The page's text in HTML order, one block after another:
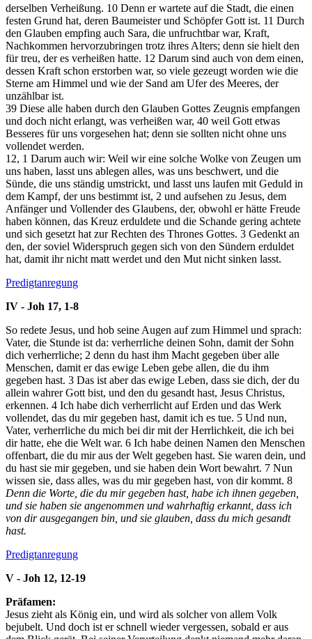
derselben Verheißung. 10 Denn er wartete auf die Stadt, die einen
festen Grund hat, deren Baumeister und Schöpfer Gott ist. 11 Durch
den Glauben empfing auch Sara, die unfruchtbar war, Kraft,
Nachkommen hervorzubringen trotz ihres Alters; denn sie hielt den
für treu, der es verheißen hatte. 12 Darum sind auch von dem einen,
dessen Kraft schon erstorben war, so viele gezeugt worden wie die
Sterne am Himmel und wie der Sand am Ufer des Meeres, der
unzählbar ist.
39 Diese alle haben durch den Glauben Gottes Zeugnis empfangen
und doch nicht erlangt, was verheißen war, 40 weil Gott etwas
Besseres für uns vorgesehen hat; denn sie sollten nicht ohne uns
vollendet werden.
12, 1 Darum auch wir: Weil wir eine solche Wolke von Zeugen um
uns haben, lasst uns ablegen alles, was uns beschwert, und die
Sünde, die uns ständig umstrickt, und lasst uns laufen mit Geduld in
dem Kampf, der uns bestimmt ist, 2 und aufsehen zu Jesus, dem
Anfänger und Vollender des Glaubens, der, obwohl er hätte Freude
haben können, das Kreuz erduldete und die Schande gering achtete
und sich gesetzt hat zur Rechten des Thrones Gottes. 3 Gedenkt an
den, der soviel Widerspruch gegen sich von den Sündern erduldet
hat, damit ihr nicht matt werdet und den Mut nicht sinken lasst.
Predigtanregung
IV - Joh 17, 1-8
So redete Jesus, und hob seine Augen auf zum Himmel und sprach:
Vater, die Stunde ist da: verherrliche deinen Sohn, damit der Sohn
dich verherrliche; 2 denn du hast ihm Macht gegeben über alle
Menschen, damit er das ewige Leben gebe allen, die du ihm
gegeben hast. 3 Das ist aber das ewige Leben, dass sie dich, der du
allein wahrer Gott bist, und den du gesandt hast, Jesus Christus,
erkennen. 4 Ich habe dich verherrlicht auf Erden und das Werk
vollendet, das du mir gegeben hast, damit ich es tue. 5 Und nun,
Vater, verherrliche du mich bei dir mit der Herrlichkeit, die ich bei
dir hatte, ehe die Welt war. 6 Ich habe deinen Namen den Menschen
offenbart, die du mir aus der Welt gegeben hast. Sie waren dein, und
du hast sie mir gegeben, und sie haben dein Wort bewahrt. 7 Nun
wissen sie, dass alles, was du mir gegeben hast, von dir kommt. 8
Denn die Worte, die du mir gegeben hast, habe ich ihnen gegeben,
und sie haben sie angenommen und wahrhaftig erkannt, dass ich
von dir ausgegangen bin, und sie glauben, dass du mich gesandt
hast.
Predigtanregung
V - Joh 12, 12-19
Präfamen:
Jesus zieht als König ein, und wird als solcher von allem Volk
bejubelt. Und doch ist er schnell wieder vergessen, sobald er aus